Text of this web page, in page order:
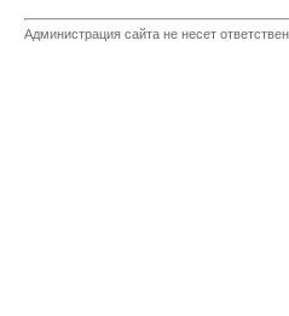
Администрация сайта не несет